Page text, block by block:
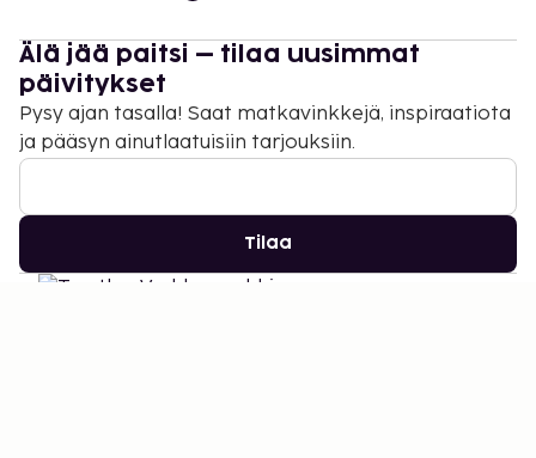
Älä jää paitsi – tilaa uusimmat
päivitykset
Pysy ajan tasalla! Saat matkavinkkejä, inspiraatiota
ja pääsyn ainutlaatuisiin tarjouksiin.
Tilaa